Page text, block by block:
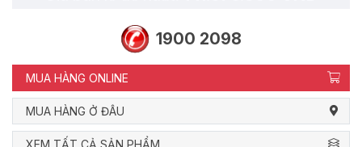
1900 2098
MUA HÀNG ONLINE
MUA HÀNG Ở ĐÂU
XEM TẤT CẢ SẢN PHẨM